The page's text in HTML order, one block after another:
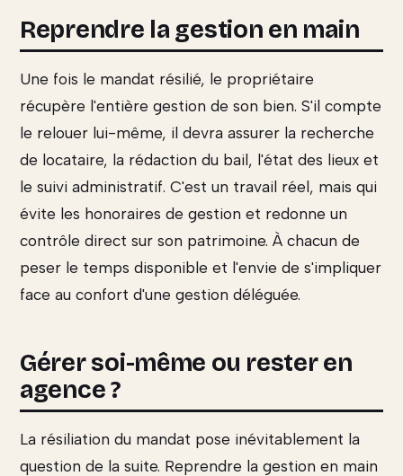
Reprendre la gestion en main
Une fois le mandat résilié, le propriétaire
récupère l'entière gestion de son bien. S'il compte
le relouer lui-même, il devra assurer la recherche
de locataire, la rédaction du bail, l'état des lieux et
le suivi administratif. C'est un travail réel, mais qui
évite les honoraires de gestion et redonne un
contrôle direct sur son patrimoine. À chacun de
peser le temps disponible et l'envie de s'impliquer
face au confort d'une gestion déléguée.
Gérer soi-même ou rester en
agence ?
La résiliation du mandat pose inévitablement la
question de la suite. Reprendre la gestion en main